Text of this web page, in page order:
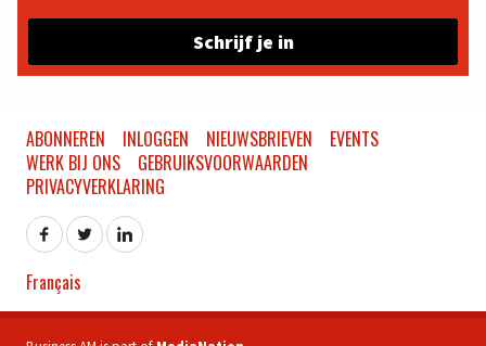
Schrijf je in
ABONNEREN INLOGGEN NIEUWSBRIEVEN
EVENTS
WERK BIJ ONS
GEBRUIKSVOORWAARDEN
PRIVACYVERKLARING
Français